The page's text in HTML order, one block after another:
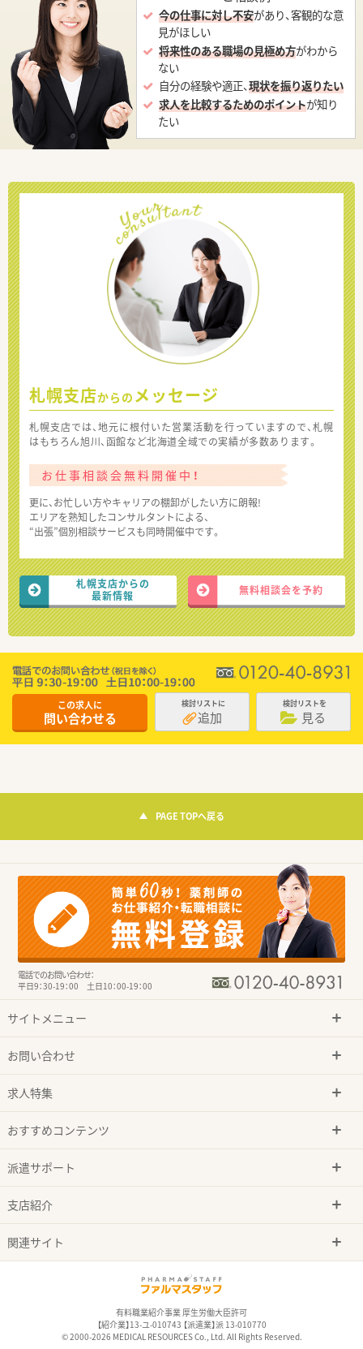
今の仕事に対し不安があり、客観的な意
見がほしい
将来性のある職場の見極め方がわから
ない
自分の経験や適正、現状を振り返りたい
求人を比較するためのポイントが知り
たい
札幌支店からの メッセージ
札幌支店では、地元に根付いた営業活動を行っていますので、札幌
はもちろん旭川、函館など北海道全域での実績が多数あります。
お仕事相談会無料開催中！
更に、お忙しい方やキャリアの棚卸がしたい方に朗報!
エリアを熟知したコンサルタントによる、
“出張”個別相談サービスも同時開催中です。
札幌支店からの
最新情報
無料相談会を予約
この求人に
問い合わせる
検討リストに
追加
検討リストを
見る
PAGE TOPへ戻る
電話でのお問い合わせ：
平日9：30-19：00 土日10：00-19：00
サイトメニュー
お問い合わせ
求人特集
おすすめコンテンツ
派遣サポート
支店紹介
関連サイト
有料職業紹介事業 厚生労働大臣許可
【紹介業】13-ユ-010743 【派遣業】派 13-010770
© 2000-2026 MEDICAL RESOURCES Co., Ltd. All Rights Reserved.